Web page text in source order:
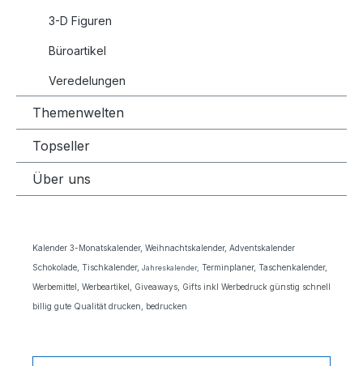
3-D Figuren
Büroartikel
Veredelungen
Themenwelten
Topseller
Über uns
Kalender 3-Monatskalender, Weihnachtskalender, Adventskalender
Schokolade, Tischkalender, Jahreskalender, Terminplaner, Taschenkalender,
Werbemittel, Werbeartikel, Giveaways, Gifts inkl Werbedruck günstig schnell
billig gute Qualität drucken, bedrucken